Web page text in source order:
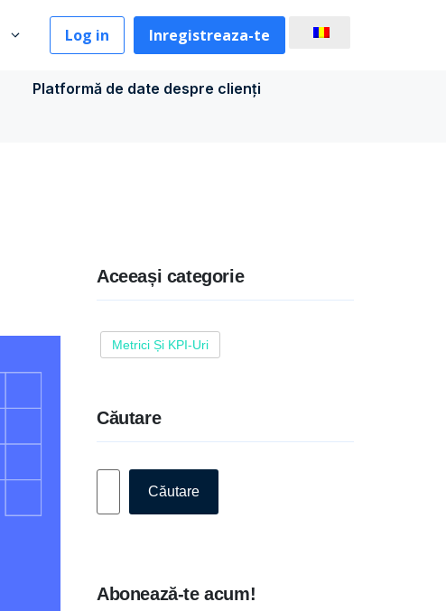
Log in Inregistreaza-te
Platformă de date despre clienți
Aceeași categorie
Metrici Și KPI-Uri
Căutare
Căutare
Abonează-te acum!